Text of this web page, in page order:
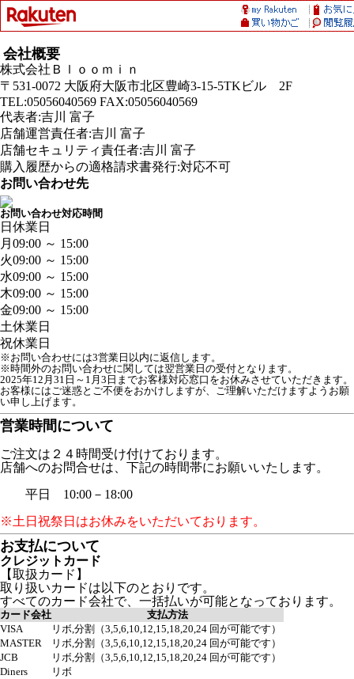
会社概要
株式会社Ｂｌｏｏｍｉｎ
〒531-0072 大阪府大阪市北区豊崎3-15-5TKビル 2F
TEL:05056040569 FAX:05056040569
代表者:吉川 富子
店舗運営責任者:吉川 富子
店舗セキュリティ責任者:吉川 富子
購入履歴からの適格請求書発行:対応不可
お問い合わせ先
お問い合わせ対応時間
日 休業日
月 09:00 ～ 15:00
火09:00 ～ 15:00
水09:00 ～ 15:00
木09:00 ～ 15:00
金09:00 ～ 15:00
土休業日
祝休業日
※お問い合わせには3営業日以内に返信します。
※時間外のお問い合わせに関しては翌営業日の受付となります。
2025年12月31日～1月3日までお客様対応窓口をお休みさせていただきます。
お客様にはご迷惑とご不便をおかけしますが、ご理解いただけますようお願
い申し上げます。
営業時間について
ご注文は２４時間受け付けております。
店舗へのお問合せは、下記の時間帯にお願いいたします。
平日 10:00－18:00
※土日祝祭日はお休みをいただいております。
お支払について
クレジットカード
【取扱カード】
取り扱いカードは以下のとおりです。
すべてのカード会社で、一括払いが可能となっております。
カード会社
支払方法
VISA
リボ,分割（3,5,6,10,12,15,18,20,24 回が可能です）
MASTER
リボ,分割（3,5,6,10,12,15,18,20,24 回が可能です）
JCB
リボ,分割（3,5,6,10,12,15,18,20,24 回が可能です）
Diners
リボ